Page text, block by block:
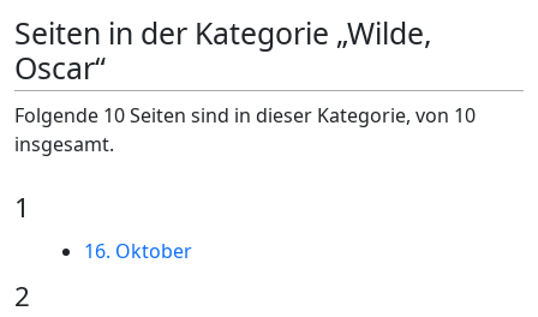
Seiten in der Kategorie „Wilde,
Oscar“
Folgende 10 Seiten sind in dieser Kategorie, von 10
insgesamt.
1
16. Oktober
2